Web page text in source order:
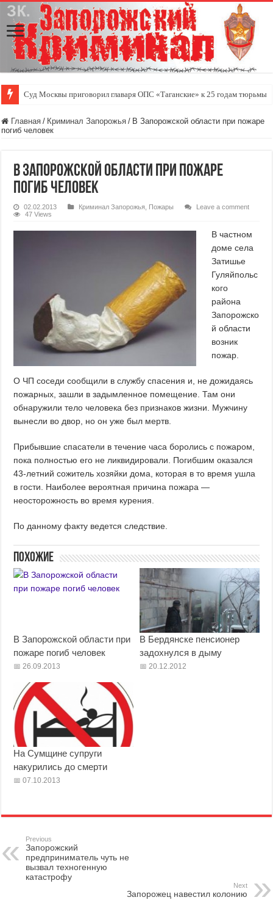
Суд Москвы приговорил главаря ОПС «Таганские» к 25 годам тюрьмы
Главная / Криминал Запорожья / В Запорожской области при пожаре
погиб человек
В Запорожской области при пожаре
погиб человек
02.02.2013 Криминал Запорожья Пожары
Leave a comment
47 Views
В частном
доме села
Затишье
Гуляйпольс
кого
района
Запорожско
й области
возник
пожар.
О ЧП соседи сообщили в службу спасения и, не дожидаясь
пожарных, зашли в задымленное помещение. Там они
обнаружили тело человека без признаков жизни. Мужчину
вынесли во двор, но он уже был мертв.
Прибывшие спасатели в течение часа боролись с пожаром,
пока полностью его не ликвидировали. Погибшим оказался
43-летний сожитель хозяйки дома, которая в то время ушла
в гости. Наиболее вероятная причина пожара —
неосторожность во время курения.
По данному факту ведется следствие.
Похожие
В Запорожской области при
пожаре погиб человек
26.09.2013
В Бердянске пенсионер
задохнулся в дыму
20.12.2012
На Сумщине супруги
накурились до смерти
07.10.2013
Previous
Запорожский
предприниматель чуть не
вызвал техногенную
катастрофу
Next
Запорожец навестил колонию